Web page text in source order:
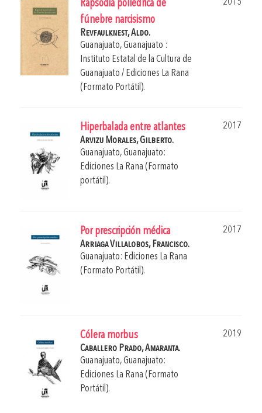
Rapsodia poliédrica de
fúnebre narcisismo
2015
Revfaulknest, Aldo.
Guanajuato, Guanajuato :
Instituto Estatal de la Cultura de
Guanajuato / Ediciones La Rana
(Formato Portátil).
Hiperbalada entre atlantes
2017
Arvizu Morales, Gilberto.
Guanajuato, Guanajuato:
Ediciones La Rana (Formato
portátil).
Por prescripción médica
2017
Arriaga Villalobos, Francisco.
Guanajuato: Ediciones La Rana
(Formato Portátil).
Cólera morbus
2019
Caballero Prado, Amaranta.
Guanajuato, Guanajuato:
Ediciones La Rana (Formato
Portátil).